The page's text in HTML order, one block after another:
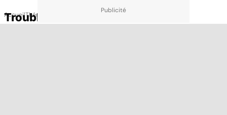
AccueilThématiques
Trouble vision